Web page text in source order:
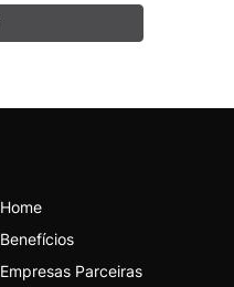
Home
Benefícios
Empresas Parceiras